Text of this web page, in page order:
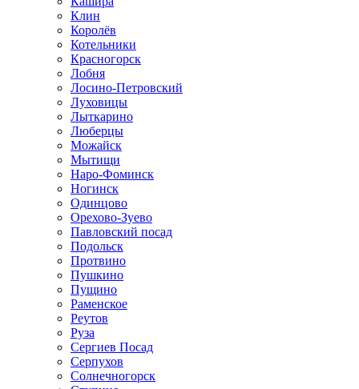
Клин
Королёв
Котельники
Красногорск
Лобня
Лосино-Петровский
Луховицы
Лыткарино
Люберцы
Можайск
Мытищи
Наро-Фоминск
Ногинск
Одинцово
Орехово-Зуево
Павловский посад
Подольск
Протвино
Пушкино
Пущино
Раменское
Реутов
Руза
Сергиев Посад
Серпухов
Солнечногорск